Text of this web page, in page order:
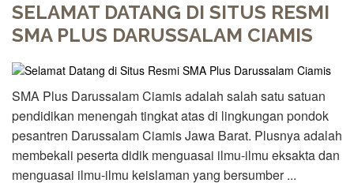
Penerimaan
Siswa
Baru
Extracurricular
Magazine
EVENT
SELAMAT DATANG DI SITUS RESMI
SMA PLUS DARUSSALAM CIAMIS
SMA Plus Darussalam Ciamis adalah salah satu satuan
pendidikan menengah tingkat atas di lingkungan pondok
pesantren Darussalam Ciamis Jawa Barat. Plusnya adalah
membekali peserta didik menguasai ilmu-ilmu eksakta dan
menguasai ilmu-ilmu keislaman yang bersumber ...